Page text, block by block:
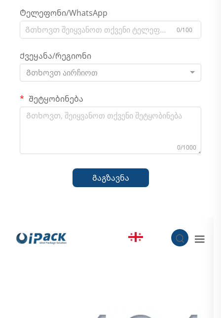
Ტელეფონი/WhatsApp
0/100
Ქვეყანა/რეგიონი
Გთხოვთ აირჩიოთ
Შეტყობინება
0/1000
Გაგზავნა